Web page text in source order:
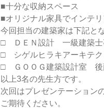
■十分な収納スペース
■オリジナル家具でインテ
今回担当の建築家は下記と
□ ＤＥＮ設計 一級建築
□ シゲルヒラキアーキテ
□ ＧＯＯＧ建築設計室
以上3名の先生方です。
次回はプレゼンテーション
ご期待ください。